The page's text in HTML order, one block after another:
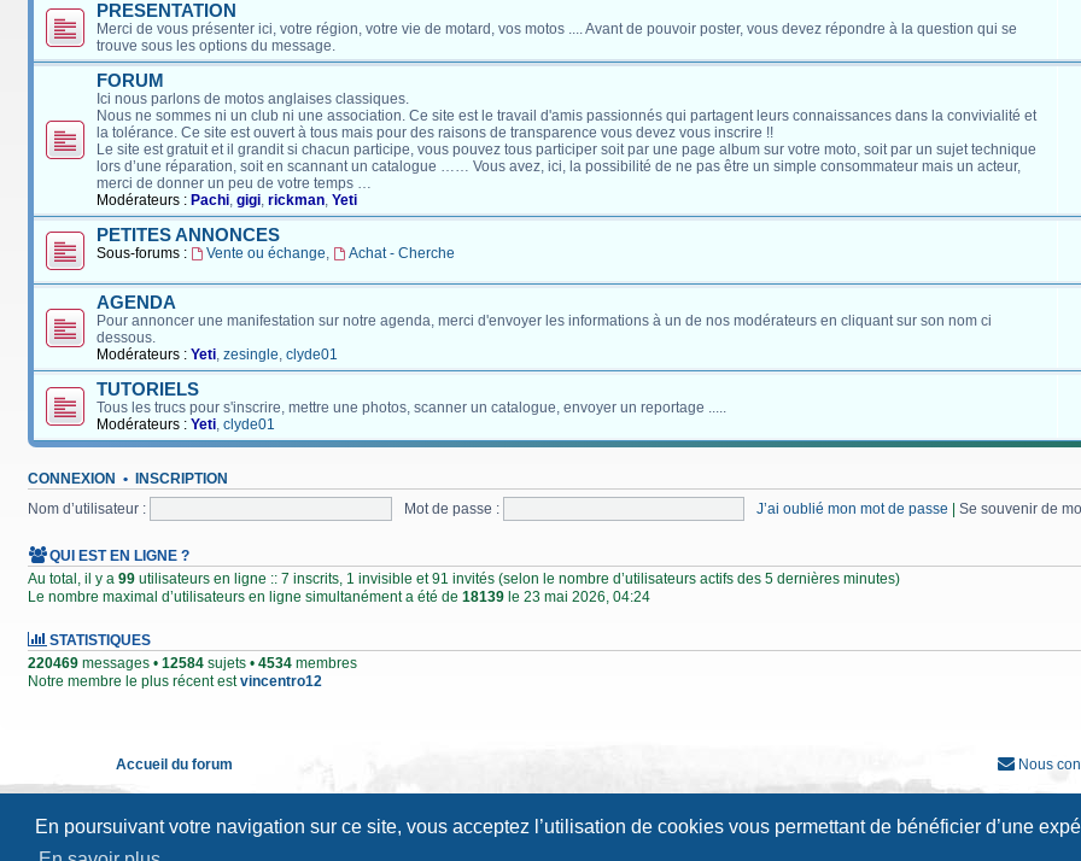
En poursuivant votre navigation sur ce site, vous acceptez l’utilisation de cookies vous permettant de bénéficier d’une
PRESENTATION
Merci de vous présenter ici, votre région, votre vie de motard, vos motos .... Avant de pouvoir poster, vous devez répondre à la question qui se
trouve sous les options du message.
FORUM
Ici nous parlons de motos anglaises classiques.
Nous ne sommes ni un club ni une association. Ce site est le travail d'amis passionnés qui partagent leurs connaissances dans la convivialité et
la tolérance. Ce site est ouvert à tous mais pour des raisons de transparence vous devez vous inscrire !!
Le site est gratuit et il grandit si chacun participe, vous pouvez tous participer soit par une page album sur votre moto, soit par un sujet technique
lors d’une réparation, soit en scannant un catalogue …… Vous avez, ici, la possibilité de ne pas être un simple consommateur mais un acteur,
merci de donner un peu de votre temps …
Modérateurs : Pachi, gigi, rickman, Yeti
PETITES ANNONCES
Sous-forums : Vente ou échange, Achat - Cherche
AGENDA
Pour annoncer une manifestation sur notre agenda, merci d'envoyer les informations à un de nos modérateurs en cliquant sur son nom ci
dessous.
Modérateurs : Yeti, zesingle, clyde01
TUTORIELS
Tous les trucs pour s'inscrire, mettre une photos, scanner un catalogue, envoyer un reportage .....
Modérateurs : Yeti, clyde01
CONNEXION • INSCRIPTION
Nom d’utilisateur : Mot de passe : J’ai oublié mon mot de passe | Se souvenir de
QUI EST EN LIGNE ?
Au total, il y a 99 utilisateurs en ligne :: 7 inscrits, 1 invisible et 91 invités (selon le nombre d’utilisateurs actifs des 5 dernières minutes)
Le nombre maximal d’utilisateurs en ligne simultanément a été de 18139 le 23 mai 2026, 04:24
STATISTIQUES
220469 messages • 12584 sujets • 4534 membres
Notre membre le plus récent estvincentro12
Accueil du forum Nous
Traduction française officielle©Qiaeru